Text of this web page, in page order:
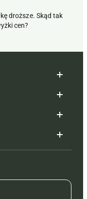
droższe. Skąd tak
cen?